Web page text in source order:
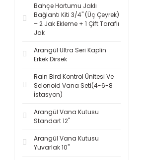
Bahçe Hortumu Jaklı
Bağlantı Kiti 3/4'' (Üç Çeyrek)
– 2 Jak Ekleme + 1 Çift Taraflı
Jak
Arangül Ultra Seri Kaplin
Erkek Dirsek
Rain Bird Kontrol Ünitesi Ve
Selonoid Vana Seti(4-6-8
İstasyon)
Arangül Vana Kutusu
Standart 12''
Arangül Vana Kutusu
Yuvarlak 10''